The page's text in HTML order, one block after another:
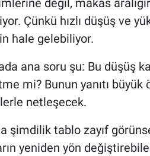
değil, makas
Çünkü hızlı düşüş ve
hale gelebiliyor.
ana soru şu: Bu düşüş
mi? Bunun yanıtı
netleşecek.
şimdilik tablo zayıf
yeniden yön